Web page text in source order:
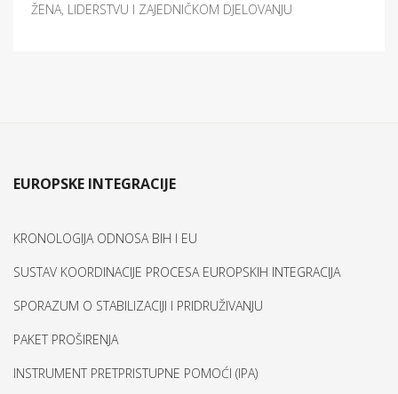
ŽENA, LIDERSTVU I ZAJEDNIČKOM DJELOVANJU
EUROPSKE INTEGRACIJE
KRONOLOGIJA ODNOSA BIH I EU
SUSTAV KOORDINACIJE PROCESA EUROPSKIH INTEGRACIJA
SPORAZUM O STABILIZACIJI I PRIDRUŽIVANJU
PAKET PROŠIRENJA
INSTRUMENT PRETPRISTUPNE POMOĆI (IPA)